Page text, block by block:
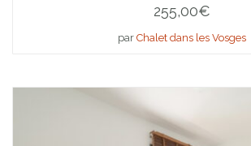
255,00€
par Chalet dans les Vosges